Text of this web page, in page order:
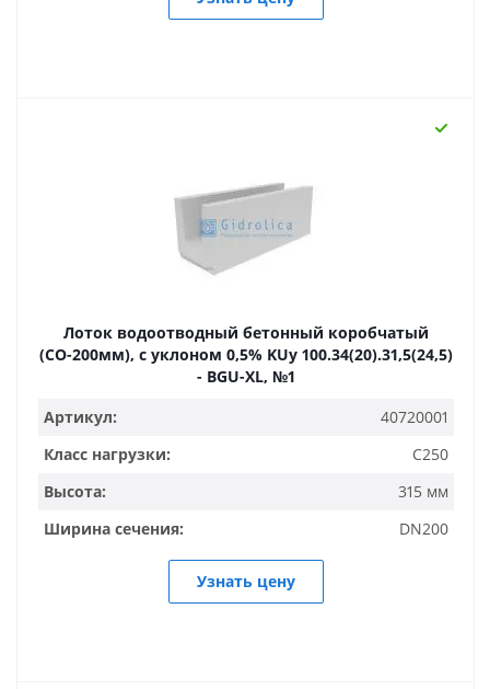
Лоток водоотводный бетонный коробчатый
(СО-200мм), с уклоном 0,5% KUу 100.34(20).31,5(24,5)
- BGU-XL, №1
Артикул:
40720001
Класс нагрузки:
C250
Высота:
315 мм
Ширина сечения:
DN200
Узнать цену